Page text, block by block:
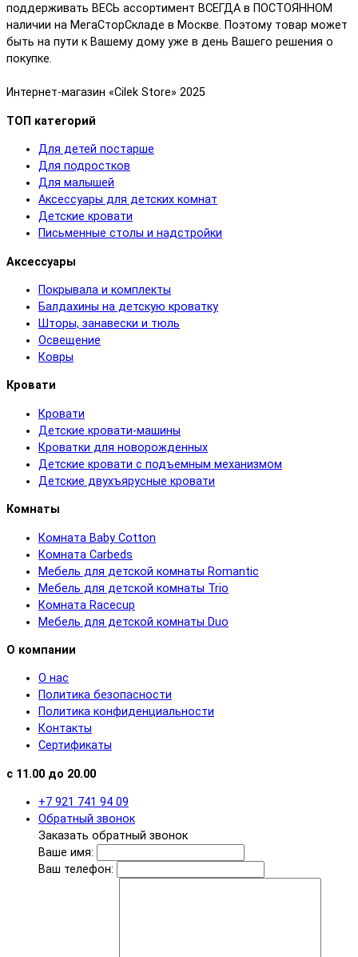
поддерживать ВЕСЬ ассортимент ВСЕГДА в ПОСТОЯННОМ
наличии на МегаСторСкладе в Москве. Поэтому товар может
быть на пути к Вашему дому уже в день Вашего решения о
покупке.
Интернет-магазин «Cilek Store» 2025
ТОП категорий
Для детей постарше
Для подростков
Для малышей
Аксессуары для детских комнат
Детские кровати
Письменные столы и надстройки
Аксессуары
Покрывала и комплекты
Балдахины на детскую кроватку
Шторы, занавески и тюль
Освещение
Ковры
Кровати
Кровати
Детские кровати-машины
Кроватки для новорожденных
Детские кровати с подъемным механизмом
Детские двухъярусные кровати
Комнаты
Комната Baby Cotton
Комната Carbeds
Мебель для детской комнаты Romantic
Мебель для детской комнаты Trio
Комната Racecup
Мебель для детской комнаты Duo
О компании
О нас
Политика безопасности
Политика конфиденциальности
Контакты
Сертификаты
с 11.00 до 20.00
+7 921 741 94 09
Обратный звонок
Заказать обратный звонок
Ваше имя:
Ваш телефон: